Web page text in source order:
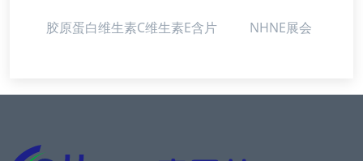
胶原蛋白维生素C维生素E含片 NHNE展会